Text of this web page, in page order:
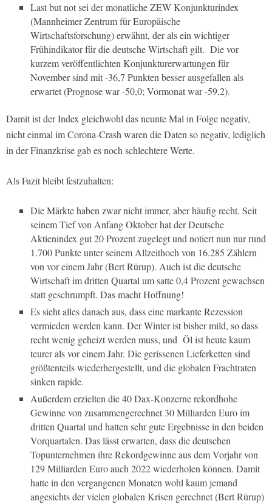
Last but not sei der monatliche ZEW Konjunkturindex
(Mannheimer Zentrum für Europäische
Wirtschaftsforschung) erwähnt, der als ein wichtiger
Frühindikator für die deutsche Wirtschaft gilt. Die vor
kurzem veröffentlichten Konjunkturerwartungen für
November sind mit -36,7 Punkten besser ausgefallen als
erwartet (Prognose war -50,0; Vormonat war -59,2).
Damit ist der Index gleichwohl das neunte Mal in Folge negativ,
nicht einmal im Corona-Crash waren die Daten so negativ, lediglich
in der Finanzkrise gab es noch schlechtere Werte.
Als Fazit bleibt festzuhalten:
Die Märkte haben zwar nicht immer, aber häufig recht. Seit
seinem Tief von Anfang Oktober hat der Deutsche
Aktienindex gut 20 Prozent zugelegt und notiert nun nur rund
1.700 Punkte unter seinem Allzeithoch von 16.285 Zählern
von vor einem Jahr (Bert Rürup). Auch ist die deutsche
Wirtschaft im dritten Quartal um satte 0,4 Prozent gewachsen
statt geschrumpft. Das macht Hoffnung!
Es sieht alles danach aus, dass eine markante Rezession
vermieden werden kann. Der Winter ist bisher mild, so dass
recht wenig geheizt werden muss, und Öl ist heute kaum
teurer als vor einem Jahr. Die gerissenen Lieferketten sind
größtenteils wiederhergestellt, und die globalen Frachtraten
sinken rapide.
Außerdem erzielten die 40 Dax-Konzerne rekordhohe
Gewinne von zusammengerechnet 30 Milliarden Euro im
dritten Quartal und hatten sehr gute Ergebnisse in den beiden
Vorquartalen. Das lässt erwarten, dass die deutschen
Topunternehmen ihre Rekordgewinne aus dem Vorjahr von
129 Milliarden Euro auch 2022 wiederholen können. Damit
hatte in den vergangenen Monaten wohl kaum jemand
angesichts der vielen globalen Krisen gerechnet (Bert Rürup)